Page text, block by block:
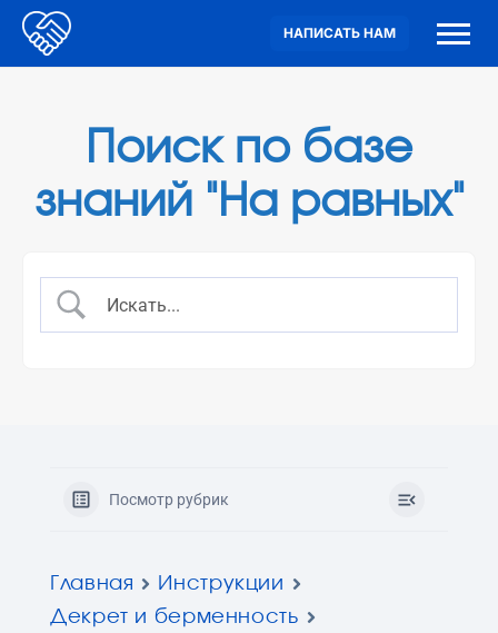
НАПИСАТЬ НАМ
Поиск по базе
знаний "На равных"
Посмотр рубрик
Главная
Инструкции
Декрет и берменность